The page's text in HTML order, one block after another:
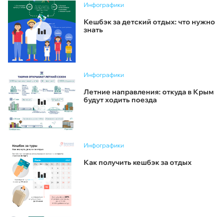
Инфографики
Кешбэк за детский отдых: что нужно
знать
Инфографики
Летние направления: откуда в Крым
будут ходить поезда
Инфографики
Как получить кешбэк за отдых